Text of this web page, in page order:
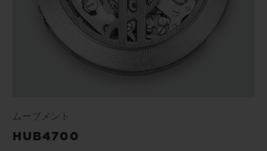
ムーブメント
HUB4700